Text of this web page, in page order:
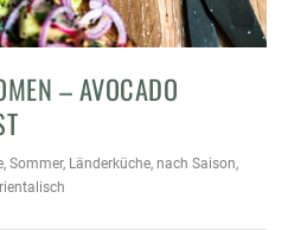
– AVOCADO
,Sommer, Länderküche, nach Saison,